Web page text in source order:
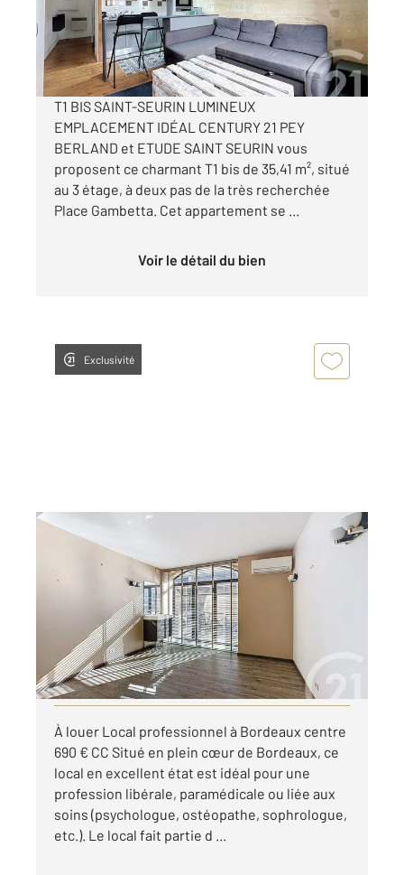
790 €
par mois charges comprises
T1 BIS SAINT-SEURIN LUMINEUX
EMPLACEMENT IDÉAL CENTURY 21 PEY
BERLAND et ETUDE SAINT SEURIN vous
proposent ce charmant T1 bis de 35,41 m², situé
au 3 étage, à deux pas de la très recherchée
Place Gambetta. Cet appartement se ...
Voir le détail du bien
Exclusivité
BORDEAUX 33
2, 1 pièce
Ref : 13005
Appartement Local à louer
690 €
par mois charges comprises
Visiter le site dédié
À louer Local professionnel à Bordeaux centre
690 € CC Situé en plein cœur de Bordeaux, ce
local en excellent état est idéal pour une
profession libérale, paramédicale ou liée aux
soins (psychologue, ostéopathe, sophrologue,
etc.). Le local fait partie d ...